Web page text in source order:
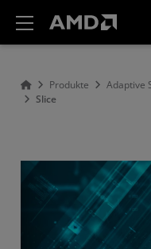
Produkte Adaptive
Slice